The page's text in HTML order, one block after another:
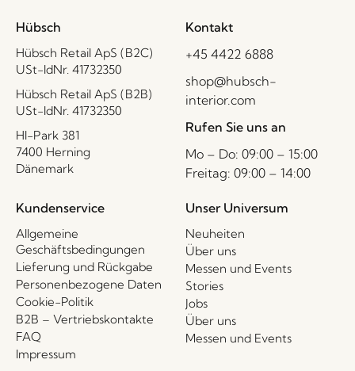
Hübsch
Hübsch Retail ApS (B2C)
USt-IdNr. 41732350
Hübsch Retail ApS (B2B)
USt-IdNr. 41732350
HI-Park 381
7400 Herning
Dänemark
Kontakt
+45 4422 6888
shop@hubsch-
interior.com
Rufen Sie uns an
Mo – Do: 09:00 – 15:00
Freitag: 09:00 – 14:00
Kundenservice
Allgemeine
Geschäftsbedingungen
Lieferung und Rückgabe
Personenbezogene Daten
Cookie-Politik
B2B – Vertriebskontakte
FAQ
Impressum
Unser Universum
Neuheiten
Über uns
Messen und Events
Stories
Jobs
Über uns
Messen und Events